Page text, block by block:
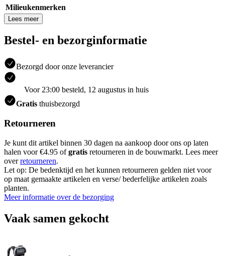
Milieukenmerken
Lees meer
Bestel- en bezorginformatie
Bezorgd door onze leverancier
Voor 23:00 besteld, 12 augustus in huis
Gratis thuisbezorgd
Retourneren
Je kunt dit artikel binnen 30 dagen na aankoop door ons op laten
halen voor €4.95 ofgratis retourneren in de bouwmarkt. Lees meer
overretourneren.
Let op: De bedenktijd en het kunnen retourneren gelden niet voor
op maat gemaakte artikelen en verse/ bederfelijke artikelen zoals
planten.
Meer informatie over de bezorging
Vaak samen gekocht